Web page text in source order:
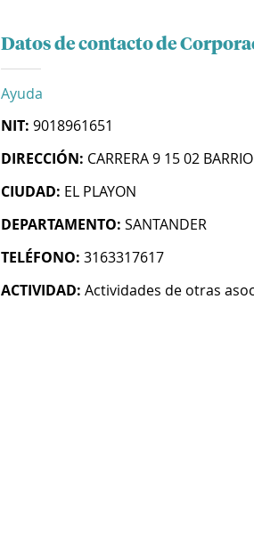
Datos de contacto de
Ayuda
NIT: 9018961651
DIRECCIÓN: CARRERA 9 15 02
CIUDAD: EL PLAYON
DEPARTAMENTO: SANTANDER
TELÉFONO: 3163317617
ACTIVIDAD: Actividades de otras